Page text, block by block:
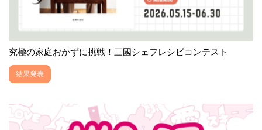
究極の家庭おかずに挑戦！三國シェフレシピコンテスト
結果発表